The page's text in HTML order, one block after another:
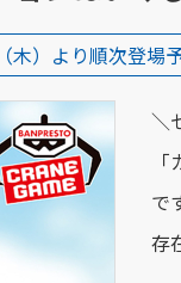
木）より順次登場
＼
で
存